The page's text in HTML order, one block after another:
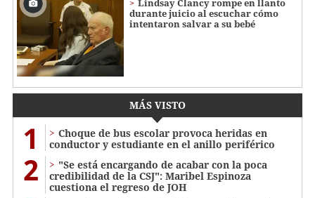
Lindsay Clancy rompe en llanto
durante juicio al escuchar cómo
intentaron salvar a su bebé
MÁS VISTO
1
Choque de bus escolar provoca heridas en
conductor y estudiante en el anillo periférico
2
"Se está encargando de acabar con la poca
credibilidad de la CSJ": Maribel Espinoza
cuestiona el regreso de JOH